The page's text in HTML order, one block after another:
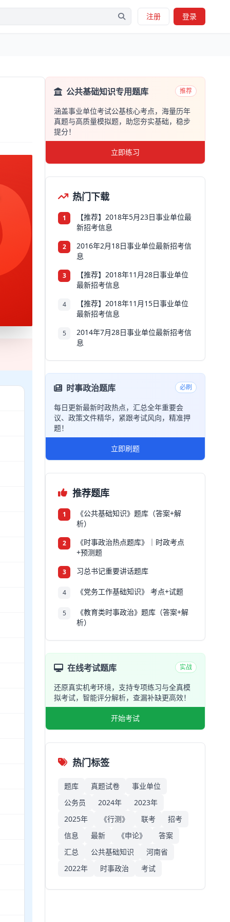
注册 登录
公共基础知识专用题库 推荐
涵盖事业单位考试公基核心考点，海量历年
真题与高质量模拟题，助您夯实基础，稳步
提分！
立即练习
热门下载
1
【推荐】2018年5月23日事业单位最
新招考信息
2
2016年2月18日事业单位最新招考信
息
3
【推荐】2018年11月28日事业单位
最新招考信息
4
【推荐】2018年11月15日事业单位
最新招考信息
5
2014年7月28日事业单位最新招考信
息
时事政治题库 必刷
每日更新最新时政热点，汇总全年重要会
议、政策文件精华，紧跟考试风向，精准押
题！
立即刷题
推荐题库
1
《公共基础知识》题库（答案+解
析）
2
《时事政治热点题库》｜时政考点
+预测题
3 习总书记重要讲话题库
4 《党务工作基础知识》 考点+试题
5
《教育类时事政治》题库（答案+解
析）
在线考试题库 实战
还原真实机考环境，支持专项练习与全真模
拟考试，智能评分解析，查漏补缺更高效！
开始考试
热门标签
题库 真题试卷
事业单位
公务员
2024年
2023年
2025年
《行测》 联考
招考
信息
最新 《申论》
答案
汇总
公共基础知识
河南省
2022年
时事政治 考试